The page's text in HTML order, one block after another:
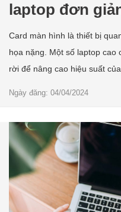
laptop đơn
Card màn hình là thiết bị
họa nặng. Một số laptop
rời để nâng cao hiệu suất
Ngày đăng: 04/04/2024